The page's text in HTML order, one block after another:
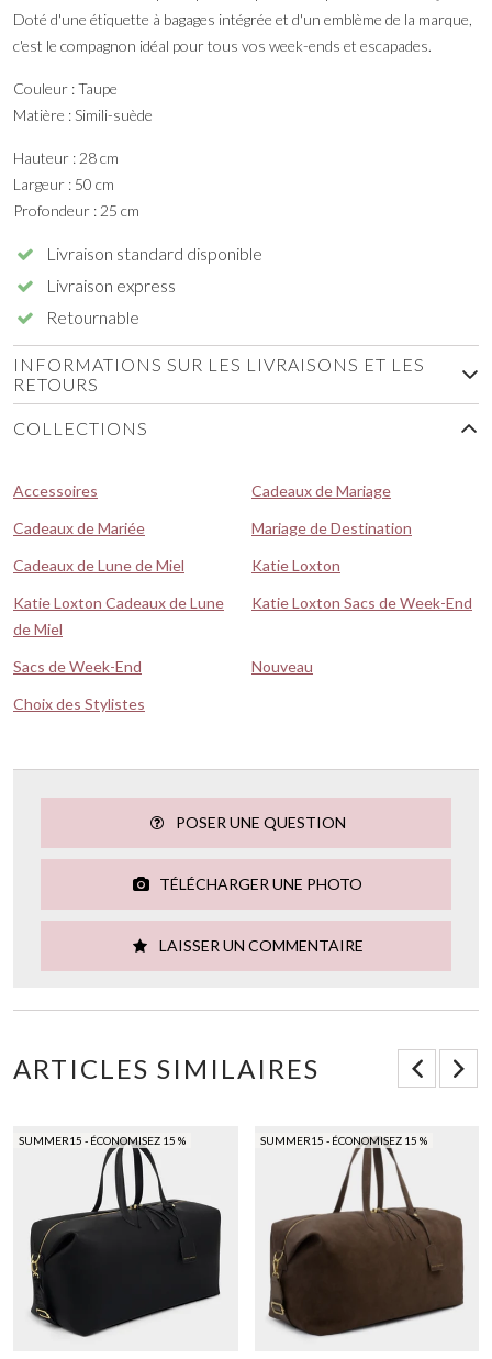
Doté d'une étiquette à bagages intégrée et d'un emblème de la marque,
c'est le compagnon idéal pour tous vos week-ends et escapades.
Couleur : Taupe
Matière : Simili-suède
Hauteur : 28 cm
Largeur : 50 cm
Profondeur : 25 cm
Livraison standard disponible
Livraison express
Retournable
INFORMATIONS SUR LES LIVRAISONS ET LES
RETOURS
COLLECTIONS
Accessoires
Cadeaux de Mariage
Cadeaux de Mariée
Mariage de Destination
Cadeaux de Lune de Miel
Katie Loxton
Katie Loxton Cadeaux de Lune
de Miel
Katie Loxton Sacs de Week-End
Sacs de Week-End
Nouveau
Choix des Stylistes
POSER UNE QUESTION
TÉLÉCHARGER UNE PHOTO
LAISSER UN COMMENTAIRE
ARTICLES SIMILAIRES
SUMMER15 - ÉCONOMISEZ 15 % SUMMER15 - ÉCONOMISEZ 15 %